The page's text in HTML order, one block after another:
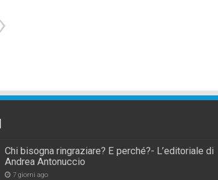
Chi bisogna ringraziare? E perché?- L’editoriale di
Andrea Antonuccio
7 giorni ago